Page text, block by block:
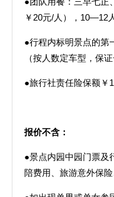
￥20元/人），10—12
●行程内标明景点的第
（按人数定车型，保
●旅行社责任险保额￥
报价不含：
●景点内园中园门票及
陪费用、旅游意外保险